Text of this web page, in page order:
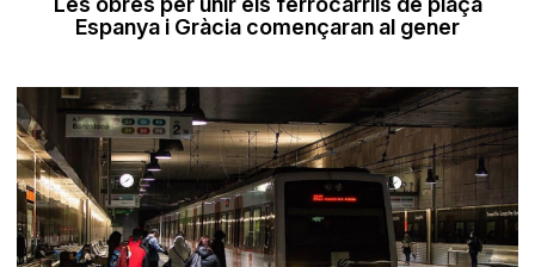
Espanya i Gràcia començaran al gener